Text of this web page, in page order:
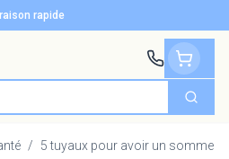
rapide
/ 5 tuyaux pour avoir un sommeil